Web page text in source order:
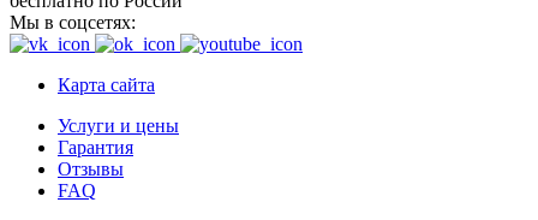
Мы в соцсетях:
Карта сайта
Услуги и цены
Гарантия
Отзывы
FAQ